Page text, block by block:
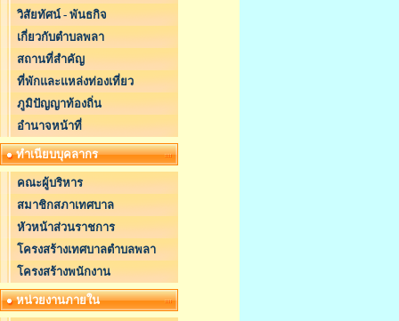
วิสัยทัศน์ - พันธกิจ
เกี่ยวกับตำบลพลา
สถานที่สำคัญ
ที่พักและแหล่งท่องเที่ยว
ภูมิปัญญาท้องถิ่น
อำนาจหน้าที่
ทำเนียบบุคลากร
คณะผู้บริหาร
สมาชิกสภาเทศบาล
หัวหน้าส่วนราชการ
โครงสร้างเทศบาลตำบลพลา
โครงสร้างพนักงาน
หน่วยงานภายใน